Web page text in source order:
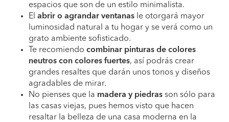
espacios que son de un estilo minimalista.
El abrir o agrandar ventanas le otorgará mayor
luminosidad natural a tu hogar y se verá como un
grato ambiente sofisticado.
Te recomiendo combinar pinturas de colores
neutros con colores fuertes, así podrás crear
grandes resaltes que darán unos tonos y diseños
agradables de mirar.
No pienses que la madera y piedras son sólo para
las casas viejas, pues hemos visto que hacen
resaltar la belleza de una casa moderna en la